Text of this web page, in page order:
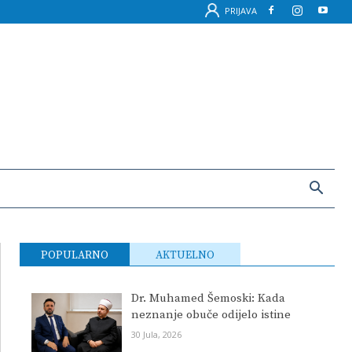
PRIJAVA
POPULARNO AKTUELNO
Dr. Muhamed Šemoski: Kada
neznanje obuče odijelo istine
30 Jula, 2026